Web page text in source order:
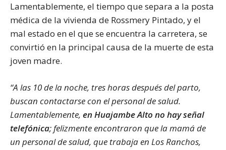
Lamentablemente, el tiempo que separa a la posta
médica de la vivienda de Rossmery Pintado, y el
mal estado en el que se encuentra la carretera, se
convirtió en la principal causa de la muerte de esta
joven madre.
“A las 10 de la noche, tres horas después del parto,
buscan contactarse con el personal de salud.
Lamentablemente, en Huajambe Alto no hay señal
telefónica; felizmente encontraron que la mamá de
un personal de salud, que trabaja en Los Ranchos,